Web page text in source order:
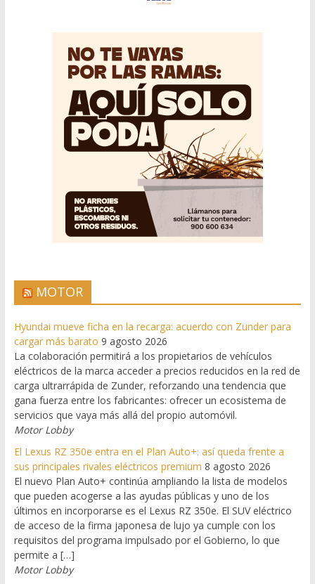
MOTOR
Hyundai mueve ficha en la recarga: acuerdo con Zunder para
cargar más barato 9 agosto 2026
La colaboración permitirá a los propietarios de vehículos
eléctricos de la marca acceder a precios reducidos en la red de
carga ultrarrápida de Zunder, reforzando una tendencia que
gana fuerza entre los fabricantes: ofrecer un ecosistema de
servicios que vaya más allá del propio automóvil.
Motor Lobby
El Lexus RZ 350e entra en el Plan Auto+: así queda frente a
sus principales rivales eléctricos premium 8 agosto 2026
El nuevo Plan Auto+ continúa ampliando la lista de modelos
que pueden acogerse a las ayudas públicas y uno de los
últimos en incorporarse es el Lexus RZ 350e. El SUV eléctrico
de acceso de la firma japonesa de lujo ya cumple con los
requisitos del programa impulsado por el Gobierno, lo que
permite a […]
Motor Lobby